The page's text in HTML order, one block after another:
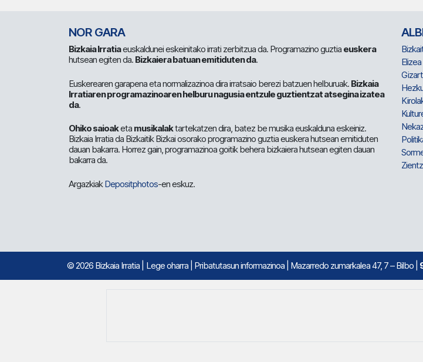
NOR GARA
Bizkaia Irratiaeuskaldunei eskeinitako irrati zerbitzua da. Programazino guztia euskera
hutsean egiten da. Bizkaiera batuan emitiduten da.
Euskerearen garapena eta normalizazinoa dira irratsaio berezi batzuen helburuak. Bizkaia
Irratiaren programazinoaren helburu nagusia entzule guztientzat atsegina izatea
da.
Ohiko saioaketa musikalaktartekatzen dira, batez be musika euskalduna eskeiniz.
Bizkaia Irratia da Bizkaitik Bizkai osorako programazino guztia euskera hutsean emitiduten
dauan bakarra. Horrez gain, programazinoa goitik behera bizkaiera hutsean egiten dauan
bakarra da.
ArgazkiakDepositphotos-en eskuz.
Elizea
© 2026 Bizkaia Irratia Lege oharra Pribatutasun informazinoa | Mazarredo zumarkalea 47, 7 – Bilbo |